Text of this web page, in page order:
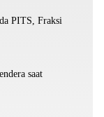
PITS, Fraksi
saat